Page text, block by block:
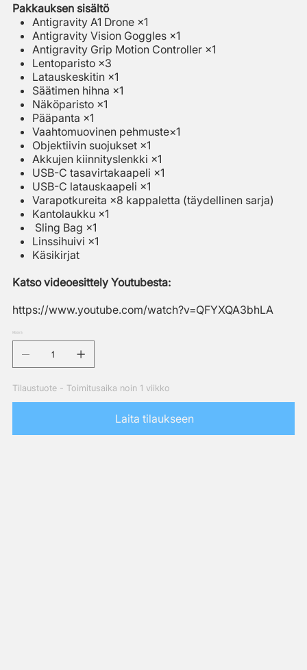
Pakkauksen sisältö
Antigravity A1 Drone ×1
Antigravity Vision Goggles ×1
Antigravity Grip Motion Controller ×1
Lentoparisto ×3
Latauskeskitin ×1
Säätimen hihna ×1
Näköparisto ×1
Pääpanta ×1
Vaahtomuovinen pehmuste×1
Objektiivin suojukset ×1
Akkujen kiinnityslenkki ×1
USB-C tasavirtakaapeli ×1
USB-C latauskaapeli ×1
Varapotkureita ×8 kappaletta (täydellinen sarja)
Kantolaukku ×1
Sling Bag ×1
Linssihuivi ×1
Käsikirjat
Katso videoesittely Youtubesta:
https://www.youtube.com/watch?v=QFYXQA3bhLA
Määrä
Tilaustuote - Toimitusaika noin 1 viikko
Laita tilaukseen